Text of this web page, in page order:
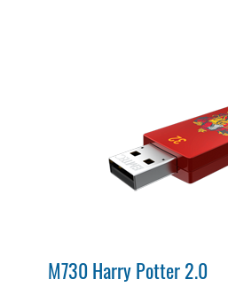
M730 Harry Potter 2.0